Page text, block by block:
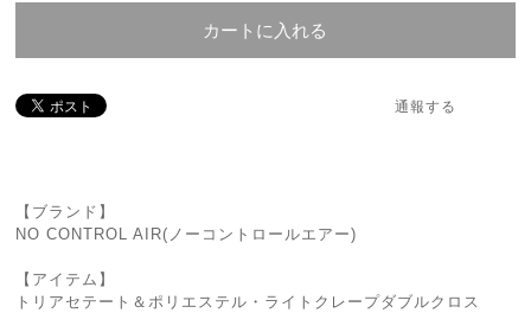
カートに入れる
通報する
【ブランド】
NO CONTROL AIR(ノーコントロールエアー)
【アイテム】
トリアセテート＆ポリエステル・ライトクレープダブルクロス